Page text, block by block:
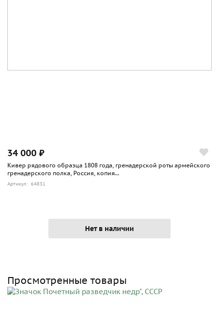
34 000 ₽
Кивер рядового образца 1808 года, гренадерской роты армейского
гренадерского полка, Россия, копия...
Артикул: 64831
Нет в наличии
Просмотренные товары